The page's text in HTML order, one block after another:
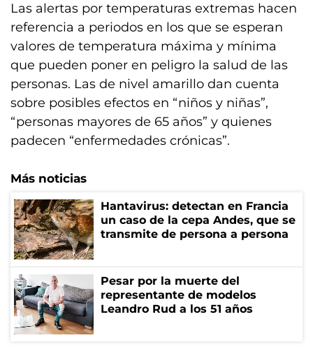
Las alertas por temperaturas extremas hacen
referencia a periodos en los que se esperan
valores de temperatura máxima y mínima
que pueden poner en peligro la salud de las
personas. Las de nivel amarillo dan cuenta
sobre posibles efectos en “niños y niñas”,
“personas mayores de 65 años” y quienes
padecen “enfermedades crónicas”.
Más noticias
Hantavirus: detectan en Francia
un caso de la cepa Andes, que se
transmite de persona a persona
Pesar por la muerte del
representante de modelos
Leandro Rud a los 51 años